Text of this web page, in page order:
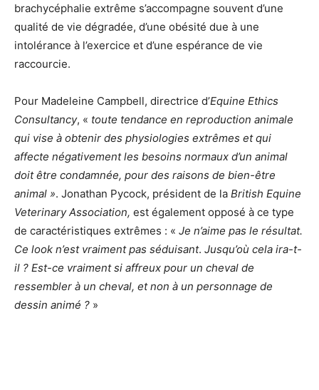
brachycéphalie extrême s’accompagne souvent d’une
qualité de vie dégradée, d’une obésité due à une
intolérance à l’exercice et d’une espérance de vie
raccourcie.
Pour Madeleine Campbell, directrice d’Equine Ethics
Consultancy, « toute tendance en reproduction animale
qui vise à obtenir des physiologies extrêmes et qui
affecte négativement les besoins normaux d’un animal
doit être condamnée, pour des raisons de bien-être
animal ». Jonathan Pycock, président de la British Equine
Veterinary Association, est également opposé à ce type
de caractéristiques extrêmes : « Je n’aime pas le résultat.
Ce look n’est vraiment pas séduisant. Jusqu’où cela ira-t-
il ? Est-ce vraiment si affreux pour un cheval de
ressembler à un cheval, et non à un personnage de
dessin animé ? »